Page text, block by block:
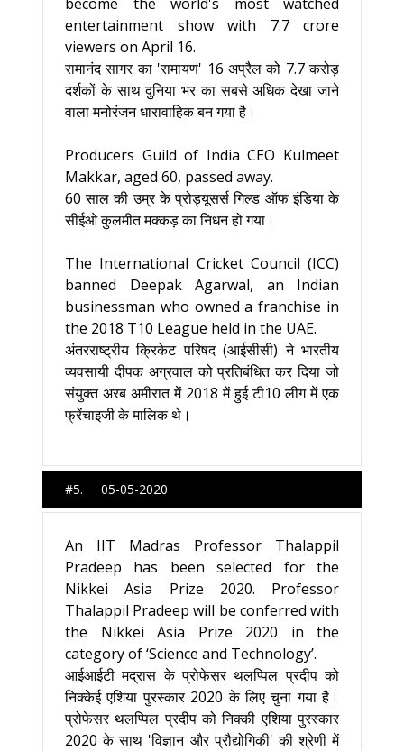
entertainment show with 7.7 crore
viewers on April 16.
रामानंद सागर का 'रामायण' 16 अप्रैल को 7.7 करोड़
दर्शकों के साथ दुनिया भर का सबसे अधिक देखा जाने
वाला मनोरंजन धारावाहिक बन गया है।
Producers Guild of India CEO Kulmeet
Makkar, aged 60, passed away.
60 साल की उम्र के प्रोड्यूसर्स गिल्ड ऑफ इंडिया के
सीईओ कुलमीत मक्कड़ का निधन हो गया।
The International Cricket Council (ICC)
banned Deepak Agarwal, an Indian
businessman who owned a franchise in
the 2018 T10 League held in the UAE.
अंतरराष्ट्रीय क्रिकेट परिषद (आईसीसी) ने भारतीय
व्यवसायी दीपक अग्रवाल को प्रतिबंधित कर दिया जो
संयुक्त अरब अमीरात में 2018 में हुई टी10 लीग में एक
फ्रेंचाइजी के मालिक थे।
#5. 05-05-2020
An IIT Madras Professor Thalappil
Pradeep has been selected for the
Nikkei Asia Prize 2020. Professor
Thalappil Pradeep will be conferred with
the Nikkei Asia Prize 2020 in the
category of ‘Science and Technology’.
आईआईटी मद्रास के प्रोफेसर थलप्पिल प्रदीप को
निक्केई एशिया पुरस्कार 2020 के लिए चुना गया है।
प्रोफेसर थलप्पिल प्रदीप को निक्की एशिया पुरस्कार
2020 के साथ 'विज्ञान और प्रौद्योगिकी' की श्रेणी में